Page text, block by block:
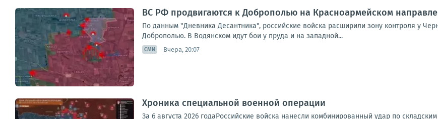
ВС РФ продвигаются к Доброполью на Красноармейском
По данным "Дневника Десантника", российские войска расширили зону контроля у
Доброполью. В Водянском идут бои у пруда и на западной...
СМИ Вчера, 20:07
Хроника специальной военной операции
За 6 августа 2026 годаРоссийские войска нанесли комбинированный удар по